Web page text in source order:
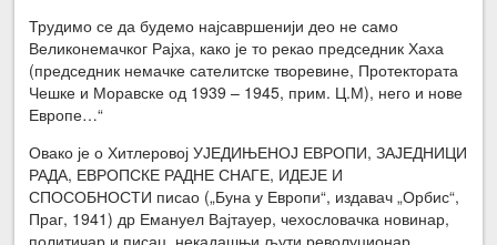
Трудимо се да будемо најсавршенији део не само
Великонемачког Рајха, како је то рекао председник Хаха
(председник немачке сателитске творевине, Протектората
Чешке и Моравске од 1939 – 1945, прим. Ц.М), него и нове
Европе…“
Овако је о Хитлеровој УЈЕДИЊЕНОЈ ЕВРОПИ, ЗАЈЕДНИЦИ
РАДА, ЕВРОПСКЕ РАДНЕ СНАГЕ, ИДЕЈЕ И
СПОСОБНОСТИ писао („Буна у Европи“, издавач „Орбис“,
Праг, 1941) др Емануел Вајтауер, чехословачка новинар,
политичар и писац, некадашњи љути револуционар,